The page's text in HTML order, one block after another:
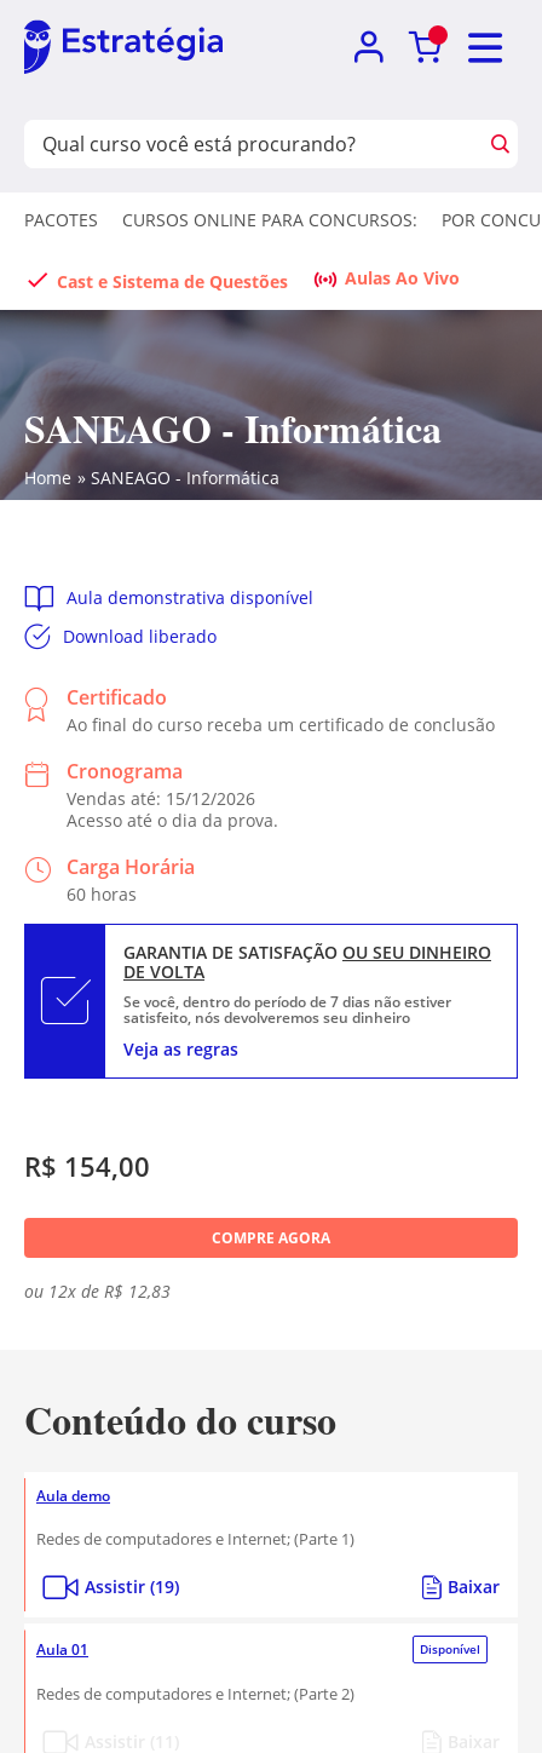
PACOTES CURSOS ONLINE PARA CONCURSOS: POR
Cast e Sistema de Questões Aulas Ao Vivo
SANEAGO - Informática
Home SANEAGO - Informática
Aula demonstrativa disponível
Download liberado
R$ 154,00
COMPRE AGORA
ou 12x de R$ 12,83
Certificado
Ao final do curso receba um certificado de conclusão
Cronograma
Vendas até: 15/12/2026
Acesso até o dia da prova.
Carga Horária
60 horas
GARANTIA DE SATISFAÇÃO OU SEU DINHEIRO
DE VOLTA
Se você, dentro do período de 7 dias não estiver
satisfeito, nós devolveremos seu dinheiro
Veja as regras
Conteúdo do curso
Aula demo
Redes de computadores e Internet; (Parte 1)
Assistir (19) Baixar
Aula 01 Disponível
Redes de computadores e Internet; (Parte 2)